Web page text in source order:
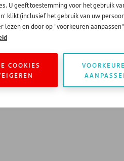
U geeft toestemming voor het gebruik
klikt (inclusief het gebruik van uw
lezen en door op "voorkeuren
COOKIES